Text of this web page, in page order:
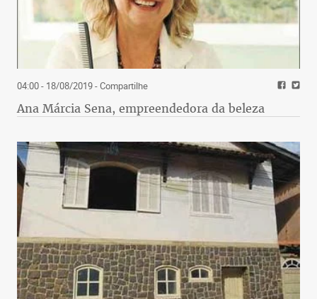
04:00 - 18/08/2019- Compartilhe
Ana Márcia Sena, empreendedora da beleza